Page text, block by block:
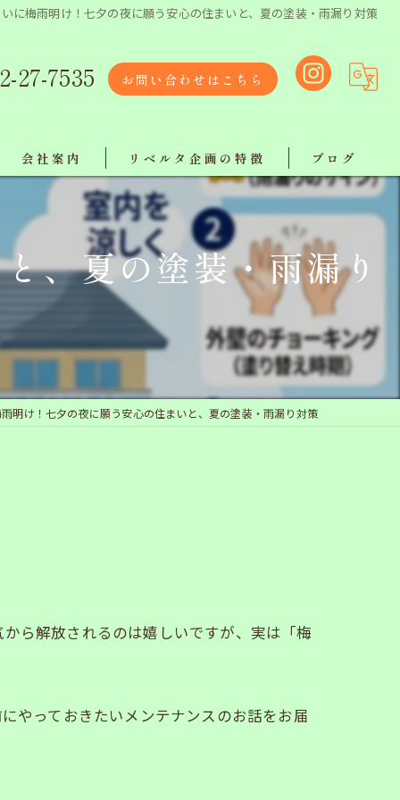
に梅雨明け！七夕の夜に願う安心の住まいと、夏の塗装・雨漏り対策
27-7535 お問い合わせはこちら
会社案内
リクルート
リベルタスタッフ紹介
【ボランティア活動報告】
リベルタ企画の特徴
リフォーム
塗り替え
屋根工事
地域最安値で施工！ラインでお気軽にご相談
ブログ
、夏の塗装・雨漏り
明け！七夕の夜に願う安心の住まいと、夏の塗装・雨漏り対策
ら解放されるのは嬉しいですが、実は「梅
やっておきたいメンテナンスのお話をお届